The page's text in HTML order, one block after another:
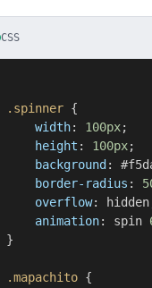
CSS
.spinner {
width: 100px;
height : 100px;
background :
border-radius :
overflow: hidden
animation: spin
}
.mapachito {